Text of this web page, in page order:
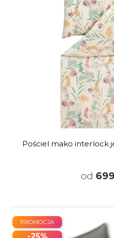
Pościel mako interlock
od
PROMOCJA
-25%